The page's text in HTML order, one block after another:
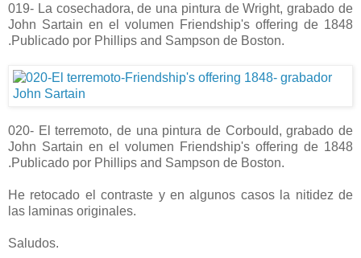
019- La cosechadora, de una pintura de Wright, grabado de
John Sartain en el volumen Friendship's offering de 1848
.Publicado por Phillips and Sampson de Boston.
020- El terremoto, de una pintura de Corbould, grabado de
John Sartain en el volumen Friendship's offering de 1848
.Publicado por Phillips and Sampson de Boston.
He retocado el contraste y en algunos casos la nitidez de
las laminas originales.
Saludos.